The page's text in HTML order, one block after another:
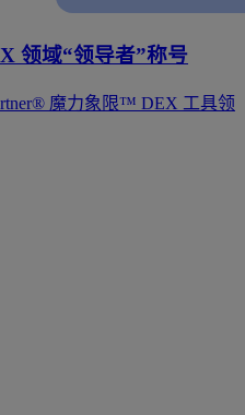
领域“领导者”称号
魔力象限™ DEX 工具领